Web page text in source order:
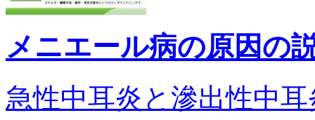
メニエール病の原因の
急性中耳炎と滲出性中